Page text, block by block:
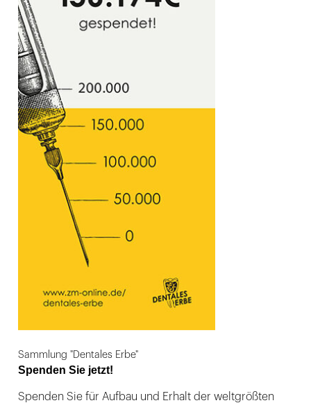
Sammlung "Dentales Erbe"
Spenden Sie jetzt!
Spenden Sie für Aufbau und Erhalt der weltgrößten